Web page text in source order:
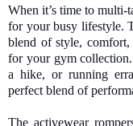
When it’s time to multi-
for your busy lifestyle.
blend of style,
for your gym
a hike, or running
perfect blend of
The activewear